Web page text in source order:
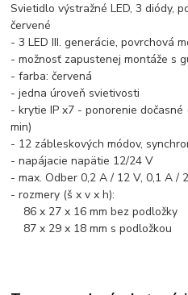
Svietidlo výstražné LED, 3 diódy,
červené
- 3 LED III. generácie, povrchová
- možnosť zapustenej montáže s
- farba: červená
- jedna úroveň svietivosti
- krytie IP x7 - ponorenie
min)
- 12 zábleskových módov,
- napájacie napätie 12/24 V
- max. Odber 0,2 A / 12 V, 0,1 A /
- rozmery (š x v x h):
86 x 27 x 16 mm bez podložky
87 x 29 x 18 mm s podložkou